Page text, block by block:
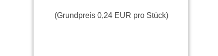
(Grundpreis 0,24 EUR pro Stück)